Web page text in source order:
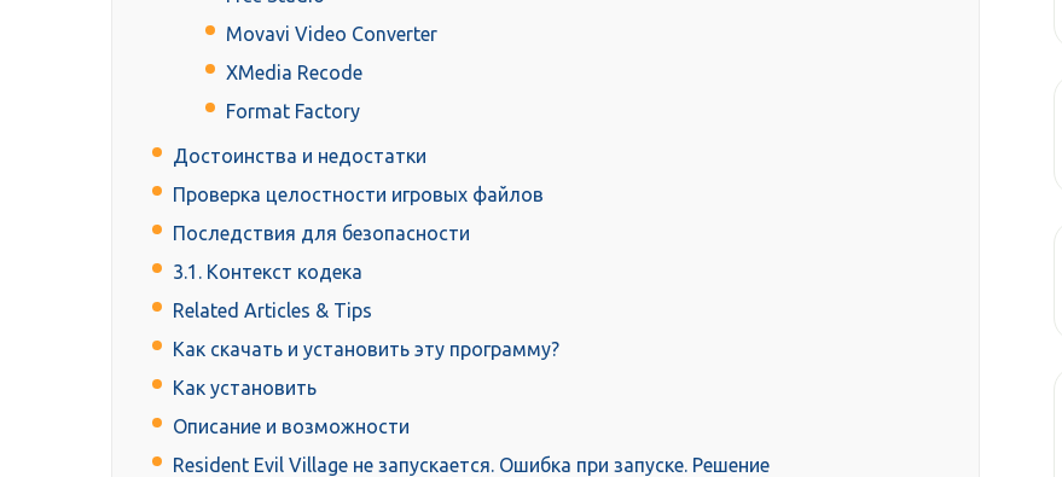
Movavi Video Converter
XMedia Recode
Format Factory
Достоинства и недостатки
Проверка целостности игровых файлов
Последствия для безопасности
3.1. Контекст кодека
Related Articles & Tips
Как скачать и установить эту программу?
Как установить
Описание и возможности
Resident Evil Village не запускается. Ошибка при запуске. Решение